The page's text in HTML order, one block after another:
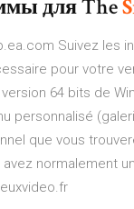
для The
Suivez
pour votre
64 bits de
personnalisé
que vous
normalement